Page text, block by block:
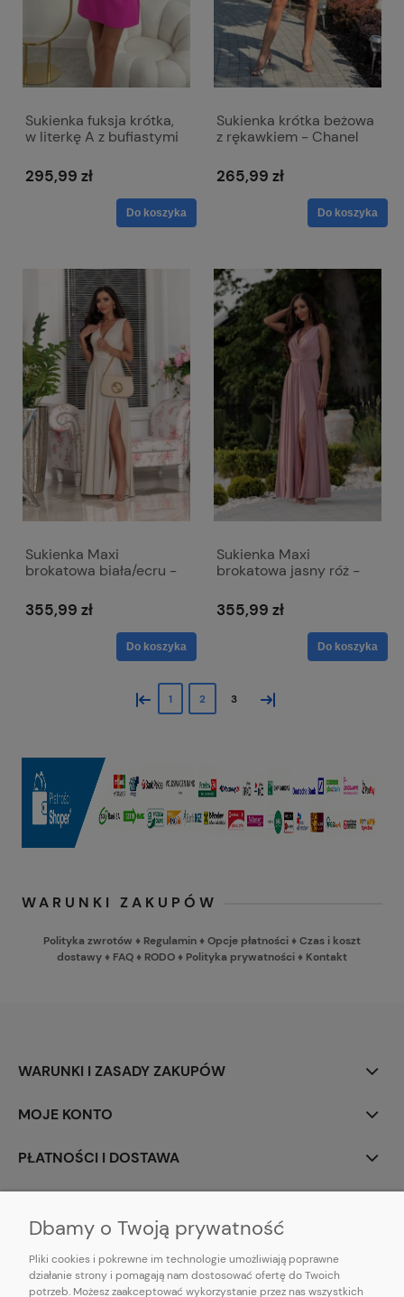
Sukienka fuksja krótka,
w literkę A z bufiastymi
295,99 zł
Do koszyka
Sukienka krótka beżowa
z rękawkiem - Chanel
265,99 zł
Do koszyka
Sukienka Maxi
brokatowa biała/ecru -
ramionami - Salma
355,99 zł
Do koszyka
Sukienka Maxi
brokatowa jasny róż -
ramionami - Salma
355,99 zł
Do koszyka
« 1 2 3 »
WARUNKI ZAKUPÓW
Polityka zwrotów ♦ Regulamin♦Opcje płatności♦Czas i koszt
dostawy♦ FAQ♦ RODO♦ Polityka prywatności♦ Kontakt
WARUNKI I ZASADY ZAKUPÓW
MOJE KONTO
PŁATNOŚCI I DOSTAWA
E-mail:pl101sukienek@gmail.com
Dbamy o Twoją prywatność
Pliki cookies i pokrewne im technologie umożliwiają poprawne
działanie strony i pomagają nam dostosować ofertę do Twoich
potrzeb. Możesz zaakceptować wykorzystanie przez nas wszystkich